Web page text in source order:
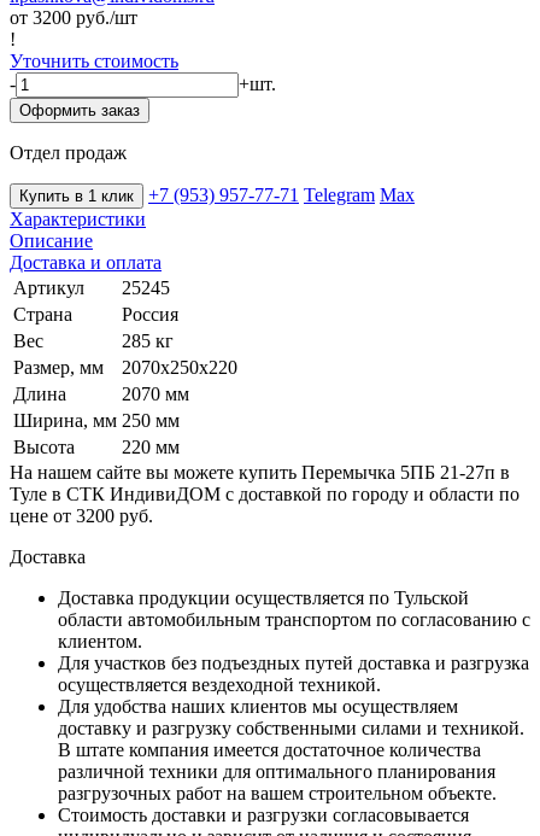
от 3200 руб./шт
!
Уточнить стоимость
-
+шт.
Оформить заказ
Отдел продаж
Купить в 1 клик +7 (953) 957-77-71 Telegram Max
Характеристики
Описание
Доставка и оплата
Артикул
25245
Страна
Россия
Вес
285 кг
Размер, мм
2070х250х220
Длина
2070 мм
Ширина, мм 250 мм
Высота
220 мм
На нашем сайте вы можете купить Перемычка 5ПБ 21-27п в
Туле в СТК ИндивиДОМ с доставкой по городу и области по
цене от 3200 руб.
Доставка
Доставка продукции осуществляется по Тульской
области автомобильным транспортом по согласованию с
клиентом.
Для участков без подъездных путей доставка и разгрузка
осуществляется вездеходной техникой.
Для удобства наших клиентов мы осуществляем
доставку и разгрузку собственными силами и техникой.
В штате компания имеется достаточное количества
различной техники для оптимального планирования
разгрузочных работ на вашем строительном объекте.
Стоимость доставки и разгрузки согласовывается